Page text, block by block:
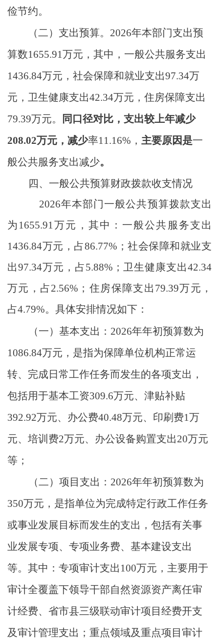
俭节约。
（二）支出预算。 2026年本部门支出预
算数1655.91万元，其中， 一般公共服务支出
1436.84万元，社会保障和就业支出97.34万
元，卫生健康支出42.34万元，住房保障支出
79.39万元。 同口径对比， 支出较上年减少
208.02万元， 减少率11.16% ， 主要原因是一
般公共服务支出减少。
四、一般公共预算财政拨款收支情况
2026年本部门一般公共预算拨款支出
为 1655.91万元， 其中：一般公共服务支出
1436.84万元，占86.77% ；社会保障和就业支
出97.34万元，占5.88% ；卫生健康支出42.34
万元，占2.56% ； 住房保障支出 79.39万元 ，
占4.79%。 具体安排情况如下：
（一） 基本支出 ： 2026年年初预算数为
1086.84万元，是指为保障单位机构正常运
转、完成日常工作任务而发生的各项支出，
包括用于基本工资309.6万元、津贴补贴
392.92万元、 办公费40.48万元、印刷费1万
元、培训费2万元、办公设备购置支出20万元
等 ；
（二） 项目支出 ： 2026年年初预算数为
350万元，是指单位为完成特定行政工作任务
或事业发展目标而发生的支出，包括有关事
业发展专项、专项业务费、基本建设支出
等。其中： 专项审计支出 100万元，主要用于
审计全覆盖下领导干部自然资源资产离任审
计经费、省市县三级联动审计项目经费开支
及审计管理支出；重点领域及重点项目审计